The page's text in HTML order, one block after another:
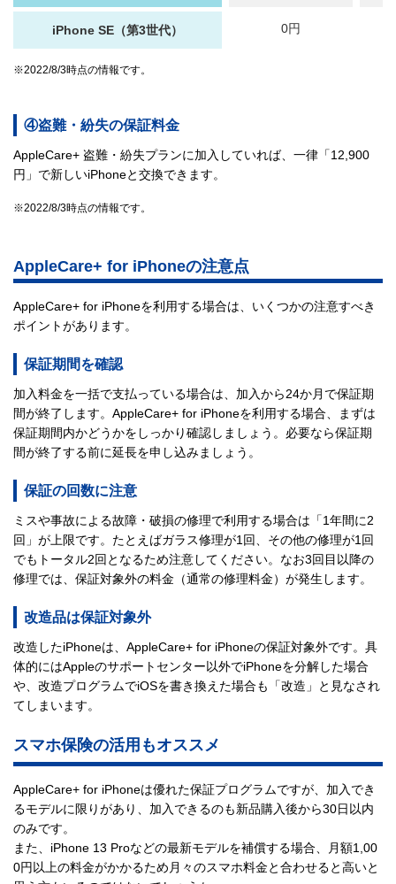
iPhone SE（第3世代） 0円
※2022/8/3時点の情報です。
④盗難・紛失の保証料金
AppleCare+ 盗難・紛失プランに加入していれば、一律「12,900
円」で新しいiPhoneと交換できます。
※2022/8/3時点の情報です。
AppleCare+ for iPhoneの注意点
AppleCare+ for iPhoneを利用する場合は、いくつかの注意すべき
ポイントがあります。
保証期間を確認
加入料金を一括で支払っている場合は、加入から24か月で保証期
間が終了します。AppleCare+ for iPhoneを利用する場合、まずは
保証期間内かどうかをしっかり確認しましょう。必要なら保証期
間が終了する前に延長を申し込みましょう。
保証の回数に注意
ミスや事故による故障・破損の修理で利用する場合は「1年間に2
回」が上限です。たとえばガラス修理が1回、その他の修理が1回
でもトータル2回となるため注意してください。なお3回目以降の
修理では、保証対象外の料金（通常の修理料金）が発生します。
改造品は保証対象外
改造したiPhoneは、AppleCare+ for iPhoneの保証対象外です。具
体的にはAppleのサポートセンター以外でiPhoneを分解した場合
や、改造プログラムでiOSを書き換えた場合も「改造」と見なされ
てしまいます。
スマホ保険の活用もオススメ
AppleCare+ for iPhoneは優れた保証プログラムですが、加入でき
るモデルに限りがあり、加入できるのも新品購入後から30日以内
のみです。
また、iPhone 13 Proなどの最新モデルを補償する場合、月額1,00
0円以上の料金がかかるため月々のスマホ料金と合わせると高いと